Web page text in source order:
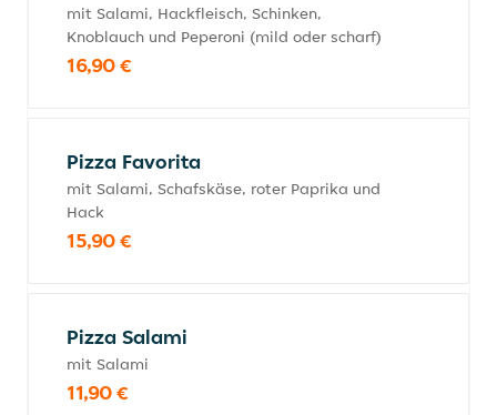
mit Salami, Hackfleisch, Schinken,
Knoblauch und Peperoni (mild oder scharf)
16,90 €
Pizza Favorita
mit Salami, Schafskäse, roter Paprika und
Hack
15,90 €
Pizza Salami
mit Salami
11,90 €